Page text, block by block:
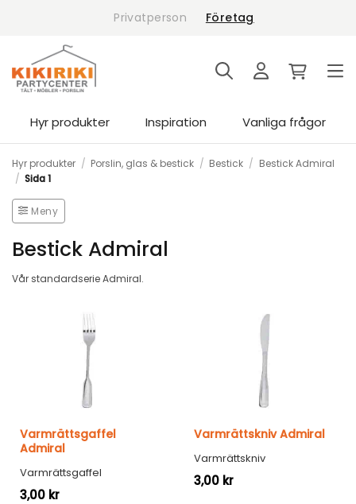
Privatperson Företag
Hyr produkter Inspiration Vanliga frågor
Hyr produkter / Porslin, glas & bestick / Bestick / Bestick Admiral
/ Sida 1
Meny
Bestick Admiral
Vår standardserie Admiral.
Varmrättsgaffel
Admiral
Varmrättsgaffel
3,00 kr
Varmrättskniv Admiral
Varmrättskniv
3,00 kr